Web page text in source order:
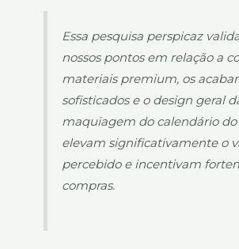
Essa pesquisa perspicaz
nossos pontos em relação a
materiais premium, os
sofisticados e o design geral
maquiagem do calendário
elevam significativamente o
percebido e incentivam
compras.